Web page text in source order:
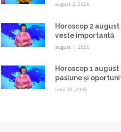
august 2, 2026
Horoscop 2
veste importantă
august 1, 2026
Horoscop 1
pasiune și
iulie 31, 2026